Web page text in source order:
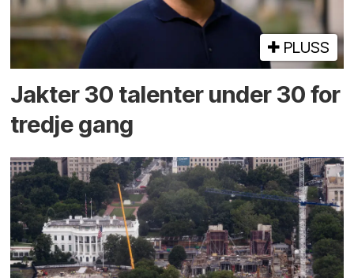
PLUSS
Jakter 30 talenter under 30 for
tredje gang